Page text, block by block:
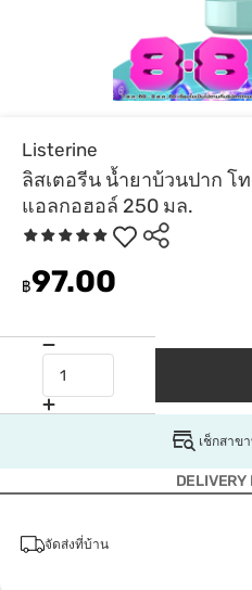
Listerine
ลิสเตอรีน น้ำยาบ้วนปาก โ
แอลกอฮอล์ 250 มล.
฿97.00
เช็กสาข
DELIVERY
จัดส่งที่บ้าน